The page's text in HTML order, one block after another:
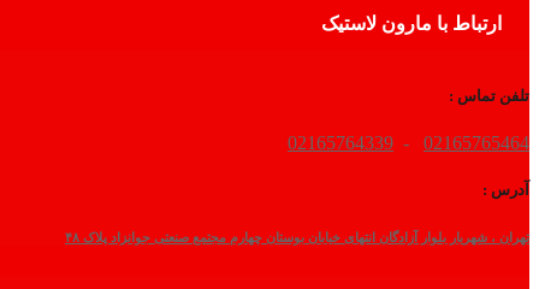
ارتباط با مارون لاستیک
تلفن تماس :
02165765464
-
02165764339
آدرس :
تهران ، شهریار بلوار آزادگان انتهای خیابان بوستان چهارم مجتمع صنعتی جوانزاد پلاک ۴۸